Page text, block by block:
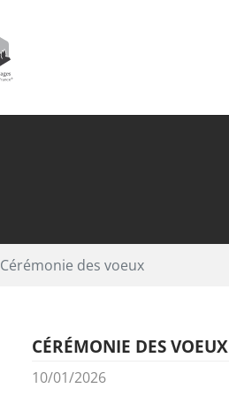
Cérémonie des voeux
CÉRÉMONIE DES VOEUX
10/01/2026